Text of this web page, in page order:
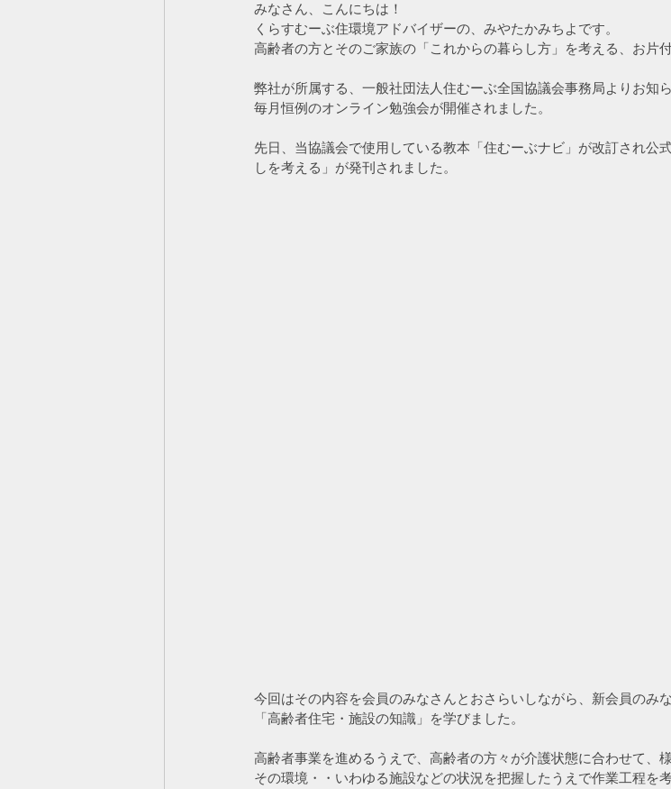
みなさん、こんにちは！
くらすむーぶ住環境アドバイザーの、みやたかみちよです。
高齢者の方とそのご家族の「これからの暮らし方」を考える、お片
弊社が所属する、一般社団法人住むーぶ全国協議会事務局よりお知ら
毎月恒例のオンライン勉強会が開催されました。
先日、当協議会で使用している教本「住むーぶナビ」が改訂され公
しを考える」が発刊されました。
今回はその内容を会員のみなさんとおさらいしながら、新会員のみ
「高齢者住宅・施設の知識」を学びました。
高齢者事業を進めるうえで、高齢者の方々が介護状態に合わせて、
その環境・・いわゆる施設などの状況を把握したうえで作業工程を